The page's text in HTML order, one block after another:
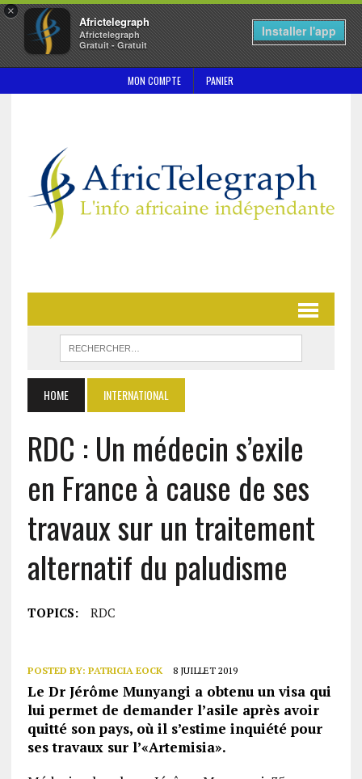
×
Africtelegraph
Africtelegraph
Gratuit - Gratuit
Installer l'app
MON COMPTE PANIER
HOME INTERNATIONAL
RDC : Un médecin s’exile
en France à cause de ses
travaux sur un traitement
alternatif du paludisme
TOPICS: RDC
POSTED BY: PATRICIA EOCK 8 JUILLET 2019
Le Dr Jérôme Munyangi a obtenu un visa qui
lui permet de demander l’asile après avoir
quitté son pays, où il s’estime inquiété pour
ses travaux sur l’«Artemisia».